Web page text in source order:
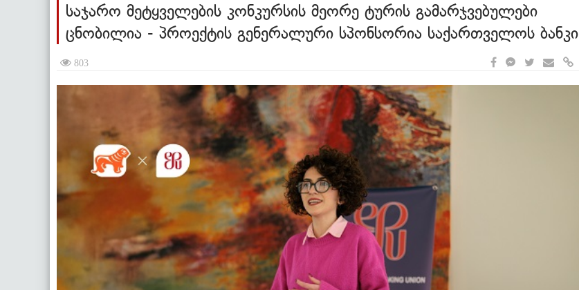
საჯარო მეტყველების კონკურსის მეორე ტურის გამარჯვებულები
ცნობილია - პროექტის გენერალური სპონსორია საქართველოს ბანკი
803